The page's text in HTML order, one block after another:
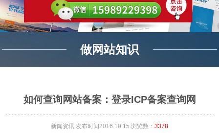
做网站知识
如何查询网站备案：登录ICP备案查询网
新闻资讯 发布时间2016.10.15.浏览数： 3378